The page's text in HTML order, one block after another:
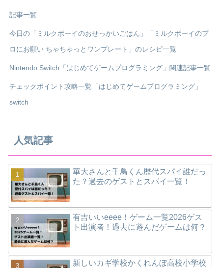
記事一覧
今日の「ミルクボーイのおせっかいごはん」「ミルクボーイのプ
ロにお願い ちゃちゃっとワンプレート」のレシピ一覧
Nintendo Switch「はじめてゲームプログラミング」関連記事一覧
チェックポイント攻略一覧「はじめてゲームプログラミング」
switch
人気記事
華大さんと千鳥くん歴代スパイ誰だっ
た？過去のゲストとスパイ一覧！
有吉いいeeee！ゲーム一覧2026ゲス
ト出演者！過去に遊んだゲームは何？
新しいカギ学校かくれんぼ高校小学校